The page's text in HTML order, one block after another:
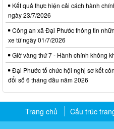
Kết quả thực hiện cải cách hành
ngày 23/7/2026
Công an xã Đại Phước thông tin
xe từ ngày 01/7/2026
Giờ vàng thứ 7 - Hành chính không
Đại Phước tổ chức hội nghị sơ kết
đổi số 6 tháng đầu năm 2026
Trang chủ Cấu trúc